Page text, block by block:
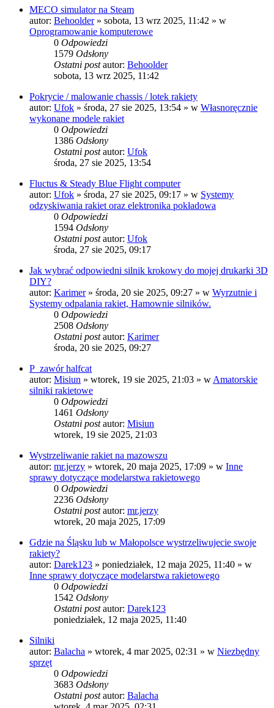
MECO simulator na Steam
autor: Behoolder» sobota, 13 wrz 2025, 11:42 » w
Oprogramowanie komputerowe
0 Odpowiedzi
1579 Odsłony
Ostatni postautor: Behoolder
sobota, 13 wrz 2025, 11:42
Pokrycie / malowanie chassis / lotek rakiety
autor: Ufok » środa, 27 sie 2025, 13:54 » w Własnoręcznie
wykonane modele rakiet
0 Odpowiedzi
1386 Odsłony
Ostatni postautor: Ufok
środa, 27 sie 2025, 13:54
Fluctus & Steady Blue Flight computer
autor: Ufok » środa, 27 sie 2025, 09:17 » w Systemy
odzyskiwania rakiet oraz elektronika pokładowa
0 Odpowiedzi
1594 Odsłony
Ostatni postautor: Ufok
środa, 27 sie 2025, 09:17
Jak wybrać odpowiedni silnik krokowy do mojej drukarki 3D
DIY?
autor: Karimer» środa, 20 sie 2025, 09:27 » w Wyrzutnie i
Systemy odpalania rakiet, Hamownie silników.
0 Odpowiedzi
2508 Odsłony
Ostatni postautor: Karimer
środa, 20 sie 2025, 09:27
P_zawór halfcat
autor: Misiun » wtorek, 19 sie 2025, 21:03 » w Amatorskie
silniki rakietowe
0 Odpowiedzi
1461 Odsłony
Ostatni postautor: Misiun
wtorek, 19 sie 2025, 21:03
Wystrzeliwanie rakiet na mazowszu
autor: mr.jerzy » wtorek, 20 maja 2025, 17:09 » w Inne
sprawy dotyczące modelarstwa rakietowego
0 Odpowiedzi
2236 Odsłony
Ostatni postautor: mr.jerzy
wtorek, 20 maja 2025, 17:09
Gdzie na Śląsku lub w Małopolsce wystrzeliwujecie swoje
rakiety?
autor: Darek123 » poniedziałek, 12 maja 2025, 11:40 » w
Inne sprawy dotyczące modelarstwa rakietowego
0 Odpowiedzi
1542 Odsłony
Ostatni postautor: Darek123
poniedziałek, 12 maja 2025, 11:40
Silniki
autor: Balacha » wtorek, 4 mar 2025, 02:31 » w Niezbędny
sprzęt
0 Odpowiedzi
3683 Odsłony
Ostatni postautor: Balacha